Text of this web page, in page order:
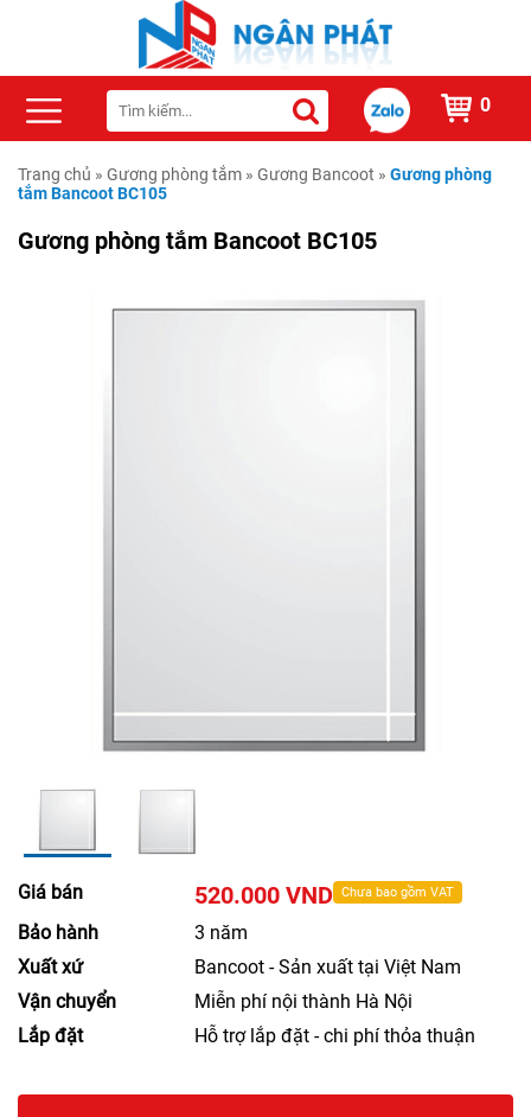
0
Trang chủ » Gương phòng tắm » Gương Bancoot » Gương phòng
tắm Bancoot BC105
Gương phòng tắm Bancoot BC105
Giá bán 520.000 VND Chưa bao gồm VAT
Bảo hành
3 năm
Xuất xứ
Bancoot - Sản xuất tại Việt Nam
Vận chuyển
Miễn phí nội thành Hà Nội
Lắp đặt
Hỗ trợ lắp đặt - chi phí thỏa thuận